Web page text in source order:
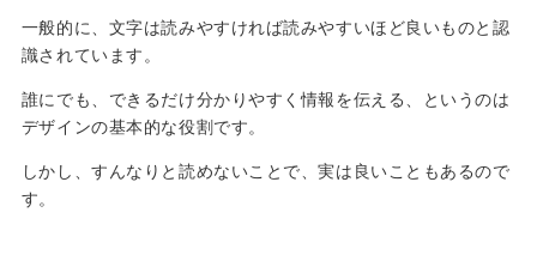
一般的に、文字は読みやすければ読みやすいほど良いものと認
識されています。
誰にでも、できるだけ分かりやすく情報を伝える、というのは
デザインの基本的な役割です。
しかし、すんなりと読めないことで、実は良いこともあるので
す。